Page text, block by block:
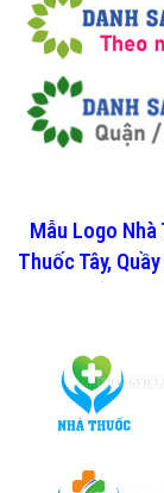
Mẫu Logo
Thuốc Tây,